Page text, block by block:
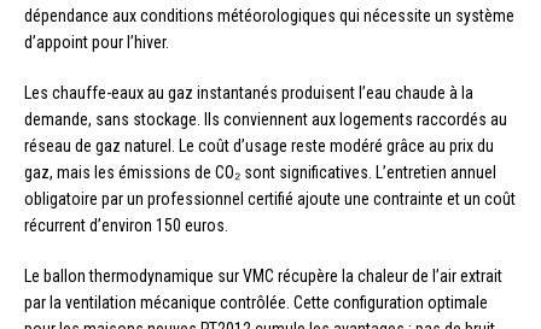
dépendance aux conditions météorologiques qui nécessite un système
d’appoint pour l’hiver.
Les chauffe-eaux au gaz instantanés produisent l’eau chaude à la
demande, sans stockage. Ils conviennent aux logements raccordés au
réseau de gaz naturel. Le coût d’usage reste modéré grâce au prix du
gaz, mais les émissions de CO₂ sont significatives. L’entretien annuel
obligatoire par un professionnel certifié ajoute une contrainte et un coût
récurrent d’environ 150 euros.
Le ballon thermodynamique sur VMC récupère la chaleur de l’air extrait
par la ventilation mécanique contrôlée. Cette configuration optimale